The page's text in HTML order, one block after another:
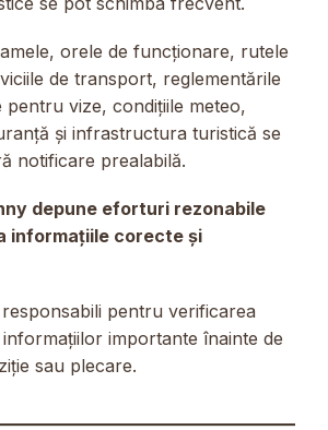
orele de funcționare, rutele
de transport, reglementările
pentru vize, condițiile meteo,
și infrastructura turistică se
notificare prealabilă.
depune eforturi rezonabile
informațiile corecte și
pentru verificarea
importante înainte de
sau plecare.